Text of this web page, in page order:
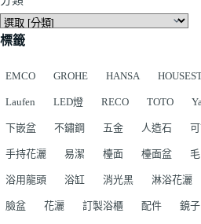
標籤
EMCO GROHE HANSA
Laufen LED燈 RECO TOTO
下嵌盆 不鏽鋼 五金 人造石
手持花灑 易潔 檯面 檯面盆
浴用龍頭 浴缸 消光黑 淋浴花灑
臉盆 花灑 訂製浴櫃 配件 鏡子